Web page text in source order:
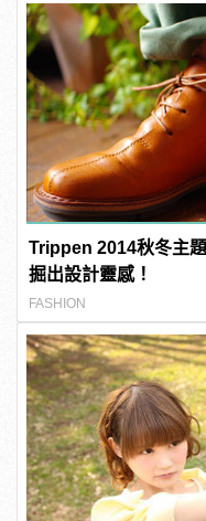
Trippen 2014秋冬主
掘出設計靈感！
FASHION